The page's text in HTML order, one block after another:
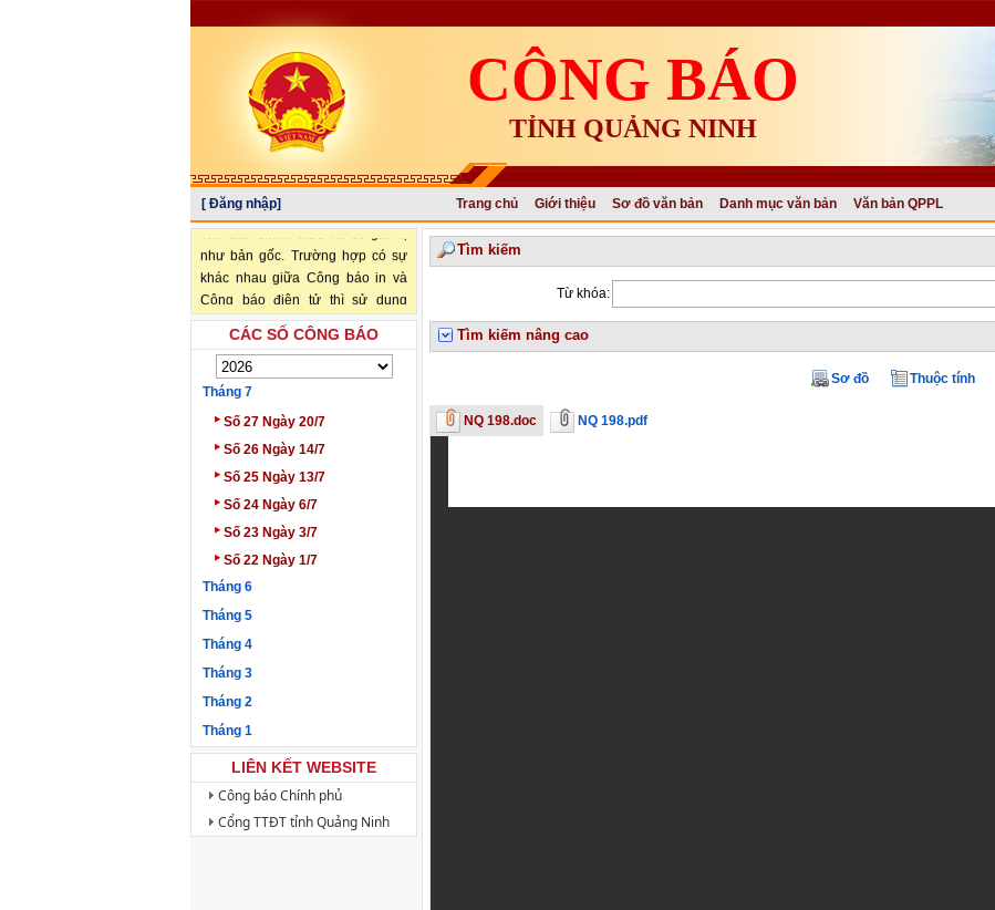
CÔNG BÁO
TỈNH QUẢNG NINH
[ Đăng nhập] Trang chủ Giới thiệu Sơ đồ văn bản Danh mục văn bản Văn bản QPPL
"Văn bản đăng trên Công báo là
văn bản chính thức và có giá trị
như bản gốc. Trường hợp có sự
khác nhau giữa Công báo in và
Công báo điện tử thì sử dụng
Công báo in làm căn cứ chính
thức." (trích Nghị định số
34/2016/NĐ-CP ngày 14/05/2016
của Chính phủ)
CÁC SỐ CÔNG BÁO
Tháng 7
‣ Số 27 Ngày 20/7
‣ Số 26 Ngày 14/7
‣ Số 25 Ngày 13/7
‣ Số 24 Ngày 6/7
‣ Số 23 Ngày 3/7
‣ Số 22 Ngày 1/7
Tháng 6
Tháng 5
Tháng 4
Tháng 3
Tháng 2
Tháng 1
LIÊN KẾT WEBSITE
Công báo Chính phủ
Cổng TTĐT tỉnh Quảng Ninh
Tìm kiếm
Từ khóa:
Tìm kiếm nâng cao
Sơ đồ Thuộc tính
NQ 198.doc NQ 198.pdf